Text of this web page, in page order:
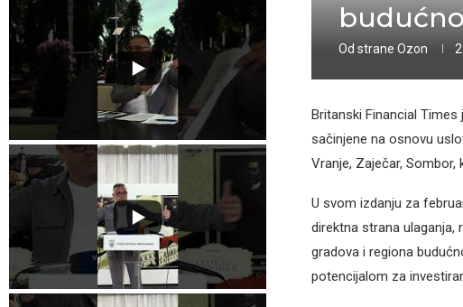
Od strane Ozon
Britanski Financial
sačinjene na osnovu
Vranje, Zaječar, Sombor,
U svom izdanju za
direktna strana ulaganja,
gradova i regiona
potencijalom za